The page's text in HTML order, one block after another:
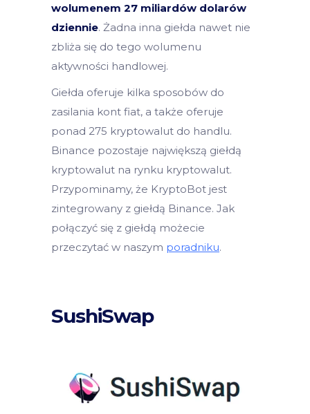
wolumenem 27 miliardów dolarów
dziennie. Żadna inna giełda nawet nie
zbliża się do tego wolumenu
aktywności handlowej.
Giełda oferuje kilka sposobów do
zasilania kont fiat, a także oferuje
ponad 275 kryptowalut do handlu.
Binance pozostaje największą giełdą
kryptowalut na rynku kryptowalut.
Przypominamy, że KryptoBot jest
zintegrowany z giełdą Binance. Jak
połączyć się z giełdą możecie
przeczytać w naszym poradniku.
SushiSwap